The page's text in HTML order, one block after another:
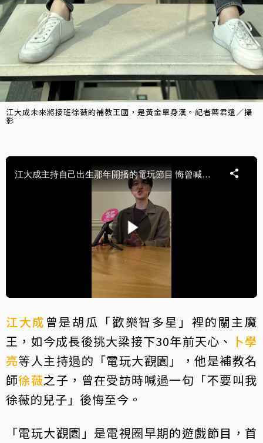
江大成未來將接班徐薇的補教王國，是黃金單身漢。記者葉君遠／攝
影
江大成 曾是胡瓜「歡樂智多星」裡的關主魔
王，如今成長後挑大梁接下30年前天心、 卜學
亮等人主持過的「電玩大觀園」，他是補教名
師徐薇之子，曾在受訪時喊過一句「不要叫我
徐薇的兒子」後悔至今。
「電玩大觀園」是電視圈早期的遊戲節目，首